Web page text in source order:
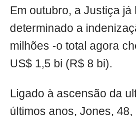
Em outubro, a Justiça já
determinado a
milhões -o total agora
US$ 1,5 bi (R$ 8 bi).
Ligado à ascensão da
últimos anos, Jones,